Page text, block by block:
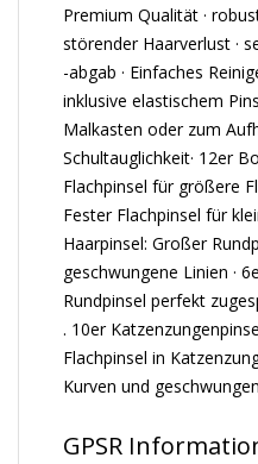
Premium Qualität ·
störender Haarverlust ·
-abgab · Einfaches
inklusive elastischem
Malkasten oder zum
Schultauglichkeit· 12er
Flachpinsel für größere
Fester Flachpinsel für
Haarpinsel: Großer
geschwungene Linien ·
Rundpinsel perfekt
. 10er
Flachpinsel in
Kurven und
GPSR